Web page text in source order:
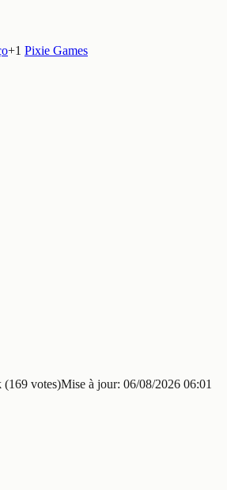
+1 Pixie Games
(169 votes)Mise à jour: 06/08/2026 06:01